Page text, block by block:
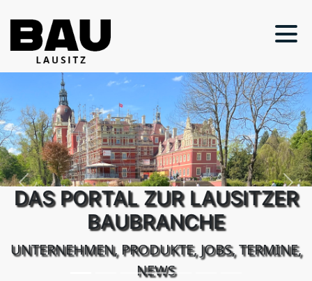
DAS PORTAL ZUR LAUSITZER
BAUBRANCHE
UNTERNEHMEN, PRODUKTE, JOBS, TERMINE,
NEWS
Previous Next